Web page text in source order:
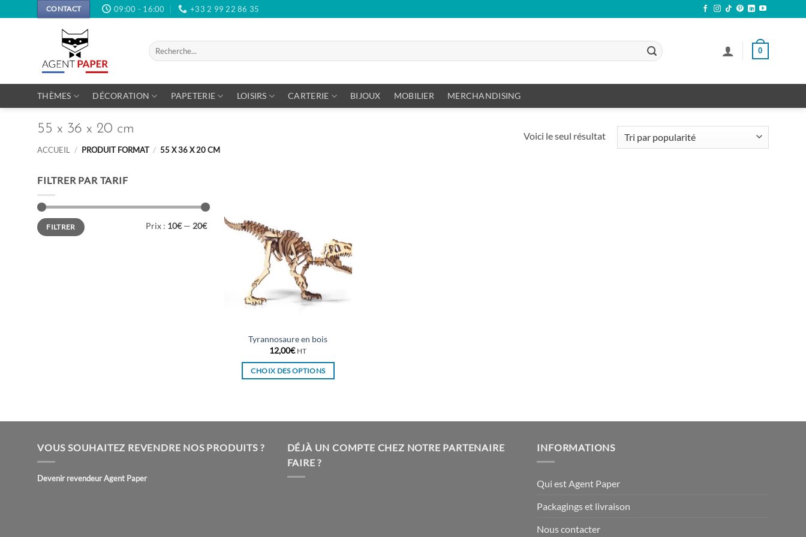
au
CONTACT 09:00 - 16:00 +33 2 99 22 86 35
Recherche
pour :
0
THÈMES DÉCORATION PAPETERIE LOISIRS CARTERIE BIJOUX MOBILIER MERCHANDISING
55 x 36 x 20 cm
ACCUEIL / PRODUIT FORMAT / 55 X 36 X 20 CM
Voici le seul résultat
FILTRER PAR TARIF
Prix
min
Prix
maxFILTRER Prix : 10€— 20€
Tyrannosaure en bois
12,00€ HT
CHOIX DES OPTIONS
variations.
Les
options
VOUS SOUHAITEZ REVENDRE NOS PRODUITS ?
Devenir revendeur Agent Paper
DÉJÀ UN COMPTE CHEZ NOTRE PARTENAIRE
FAIRE ?
INFORMATIONS
Qui est Agent Paper
Packagings et livraison
Nous contacter